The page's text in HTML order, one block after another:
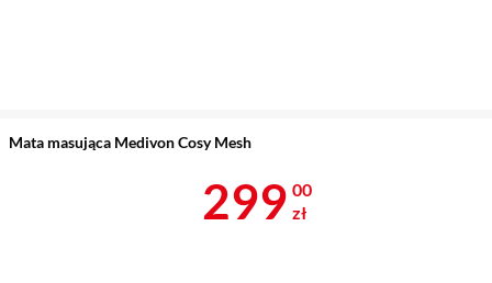
Mata masująca Medivon Cosy Mesh
Cena 299 zł
299 00
zł